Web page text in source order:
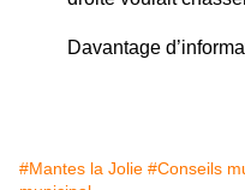
Davantage
#Mantes la Jolie #Conseils